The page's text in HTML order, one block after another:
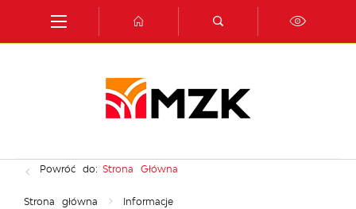
Przejdź do wyszukiwarki.
Przejdź do ustawień wielkości czcionki.
Włącz wersję kontrastową strony.
Powróć do: Strona Główna
Strona główna Informacje